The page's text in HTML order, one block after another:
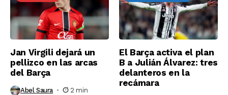
Jan Virgili dejará un
pellizco en las arcas
del Barça
Abel Saura 2 min
El Barça activa el plan
B a Julián Álvarez: tres
delanteros en la
recámara